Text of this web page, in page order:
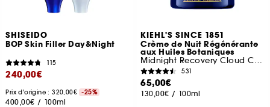
SHISEIDO
BOP Skin Filler Day&Night
115
240,00€
Prix d'origine : 320,00€ -25%
400,00€ / 100ml
KIEHL'S SINCE 1851
Crème de Nuit Régénérante
aux Huiles Botaniques
Midnight Recovery Cloud Cream
531
65,00€
130,00€ / 100ml